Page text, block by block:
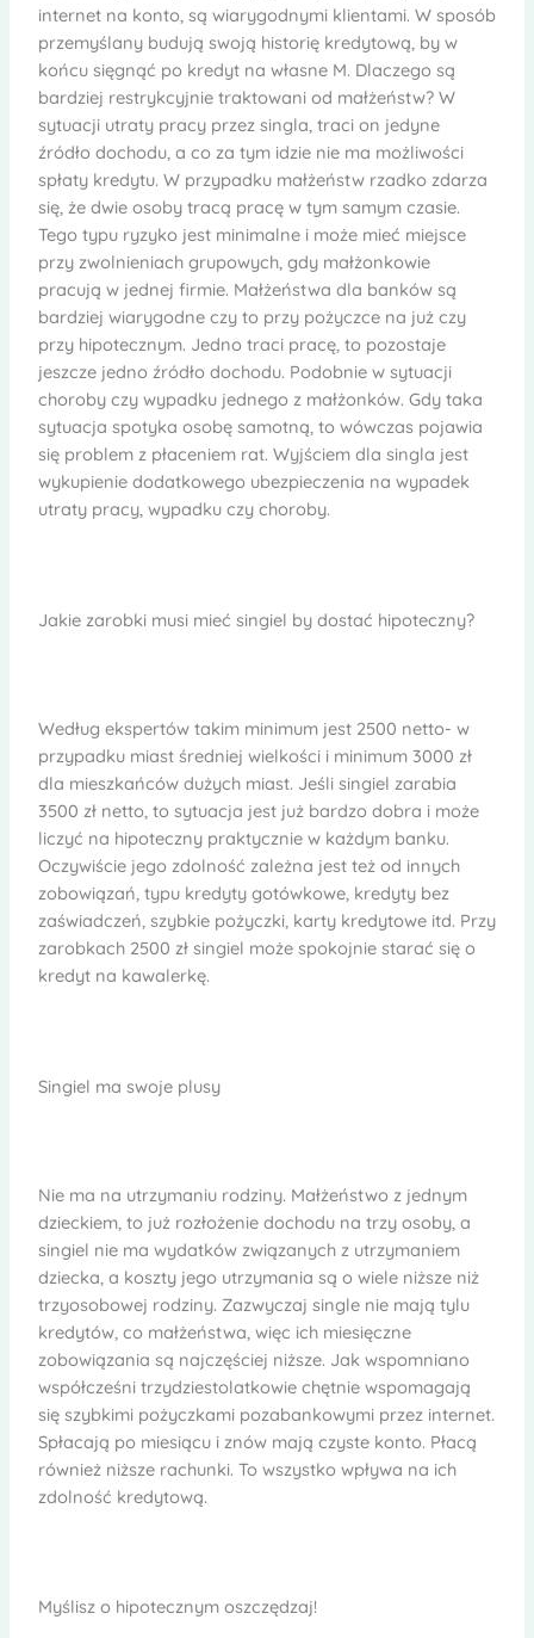
internet na konto, są wiarygodnymi klientami. W sposób
przemyślany budują swoją historię kredytową, by w
końcu sięgnąć po kredyt na własne M. Dlaczego są
bardziej restrykcyjnie traktowani od małżeństw? W
sytuacji utraty pracy przez singla, traci on jedyne
źródło dochodu, a co za tym idzie nie ma możliwości
spłaty kredytu. W przypadku małżeństw rzadko zdarza
się, że dwie osoby tracą pracę w tym samym czasie.
Tego typu ryzyko jest minimalne i może mieć miejsce
przy zwolnieniach grupowych, gdy małżonkowie
pracują w jednej firmie. Małżeństwa dla banków są
bardziej wiarygodne czy to przy pożyczce na już czy
przy hipotecznym. Jedno traci pracę, to pozostaje
jeszcze jedno źródło dochodu. Podobnie w sytuacji
choroby czy wypadku jednego z małżonków. Gdy taka
sytuacja spotyka osobę samotną, to wówczas pojawia
się problem z płaceniem rat. Wyjściem dla singla jest
wykupienie dodatkowego ubezpieczenia na wypadek
utraty pracy, wypadku czy choroby.
Jakie zarobki musi mieć singiel by dostać hipoteczny?
Według ekspertów takim minimum jest 2500 netto- w
przypadku miast średniej wielkości i minimum 3000 zł
dla mieszkańców dużych miast. Jeśli singiel zarabia
3500 zł netto, to sytuacja jest już bardzo dobra i może
liczyć na hipoteczny praktycznie w każdym banku.
Oczywiście jego zdolność zależna jest też od innych
zobowiązań, typu kredyty gotówkowe, kredyty bez
zaświadczeń, szybkie pożyczki, karty kredytowe itd. Przy
zarobkach 2500 zł singiel może spokojnie starać się o
kredyt na kawalerkę.
Singiel ma swoje plusy
Nie ma na utrzymaniu rodziny. Małżeństwo z jednym
dzieckiem, to już rozłożenie dochodu na trzy osoby, a
singiel nie ma wydatków związanych z utrzymaniem
dziecka, a koszty jego utrzymania są o wiele niższe niż
trzyosobowej rodziny. Zazwyczaj single nie mają tylu
kredytów, co małżeństwa, więc ich miesięczne
zobowiązania są najczęściej niższe. Jak wspomniano
współcześni trzydziestolatkowie chętnie wspomagają
się szybkimi pożyczkami pozabankowymi przez internet.
Spłacają po miesiącu i znów mają czyste konto. Płacą
również niższe rachunki. To wszystko wpływa na ich
zdolność kredytową.
Myślisz o hipotecznym oszczędzaj!